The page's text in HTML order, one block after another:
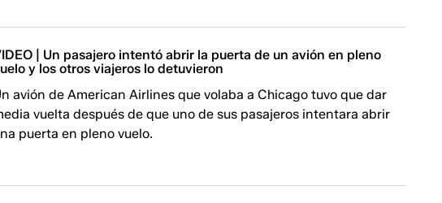
| Un pasajero intentó abrir la puerta de un avión en pleno
y los otros viajeros lo detuvieron
avión de American Airlines que volaba a Chicago tuvo que dar
vuelta después de que uno de sus pasajeros intentara abrir
puerta en pleno vuelo.